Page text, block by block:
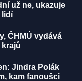
už ne, ukazuje
lidí
ČHMÚ vydává
krajů
Jindra Polák
kam fanoušci